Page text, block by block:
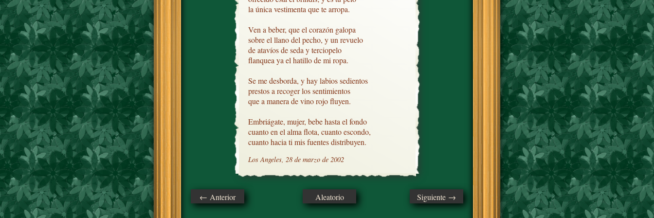
la única vestimenta que te arropa.
Ven a beber, que el corazón galopa
sobre el llano del pecho, y un revuelo
de atavíos de seda y terciopelo
flanquea ya el hatillo de mi ropa.
Se me desborda, y hay labios sedientos
prestos a recoger los sentimientos
que a manera de vino rojo fluyen.
Embriágate, mujer, bebe hasta el fondo
cuanto en el alma flota, cuanto escondo,
cuanto hacia ti mis fuentes distribuyen.
Los Angeles, 28 de marzo de 2002
← Anterior Aleatorio Siguiente →